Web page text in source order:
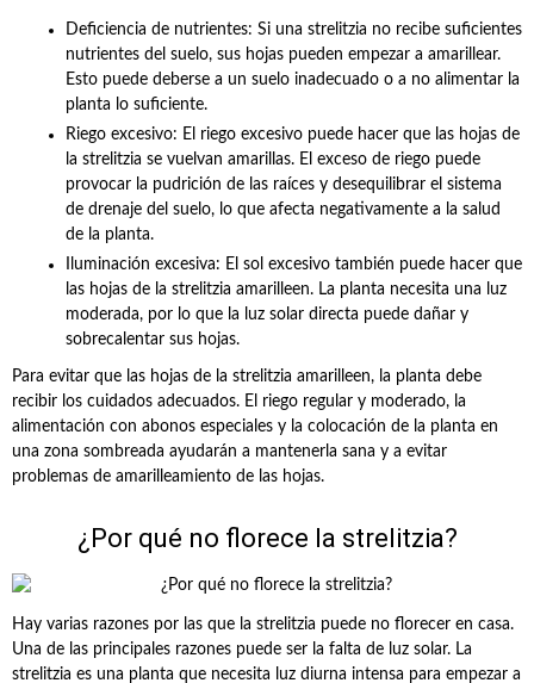
Deficiencia de nutrientes: Si una strelitzia no recibe suficientes
nutrientes del suelo, sus hojas pueden empezar a amarillear.
Esto puede deberse a un suelo inadecuado o a no alimentar la
planta lo suficiente.
Riego excesivo: El riego excesivo puede hacer que las hojas de
la strelitzia se vuelvan amarillas. El exceso de riego puede
provocar la pudrición de las raíces y desequilibrar el sistema
de drenaje del suelo, lo que afecta negativamente a la salud
de la planta.
Iluminación excesiva: El sol excesivo también puede hacer que
las hojas de la strelitzia amarilleen. La planta necesita una luz
moderada, por lo que la luz solar directa puede dañar y
sobrecalentar sus hojas.
Para evitar que las hojas de la strelitzia amarilleen, la planta debe
recibir los cuidados adecuados. El riego regular y moderado, la
alimentación con abonos especiales y la colocación de la planta en
una zona sombreada ayudarán a mantenerla sana y a evitar
problemas de amarilleamiento de las hojas.
¿Por qué no florece la strelitzia?
Hay varias razones por las que la strelitzia puede no florecer en casa.
Una de las principales razones puede ser la falta de luz solar. La
strelitzia es una planta que necesita luz diurna intensa para empezar a